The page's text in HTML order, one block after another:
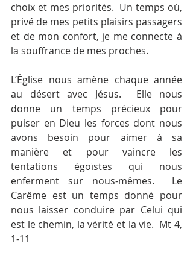
choix et mes priorités.  Un temps où,
privé de mes petits plaisirs passagers
et de mon confort, je me connecte à
la souffrance de mes proches.
L’Église nous amène chaque année
au désert avec Jésus.  Elle nous
donne un temps précieux pour
puiser en Dieu les forces dont nous
avons besoin pour aimer à sa
manière et pour vaincre les
tentations égoïstes qui nous
enferment sur nous-mêmes.  Le
Carême est un temps donné pour
nous laisser conduire par Celui qui
est le chemin, la vérité et la vie.  Mt 4,
1-11